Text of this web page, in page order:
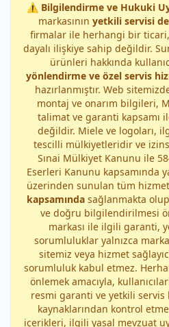
⚠️ Bilgilendirme ve Hukuki
markasının yetkili servisi
firmalar ile herhangi bir
dayalı ilişkiye sahip değildir.
ürünleri hakkında
yönlendirme ve özel servis
hazırlanmıştır. Web
montaj ve onarım bilgileri,
talimat ve garanti kapsamı
değildir. Miele ve logoları,
tescilli mülkiyetleridir ve
Sınai Mülkiyet Kanunu ile
Eserleri Kanunu kapsamında
üzerinden sunulan tüm
kapsamındasağlanmakta
ve doğru bilgilendirilmesi
markası ile ilgili garanti,
sorumluluklar yalnızca
sitemiz veya hizmet
sorumluluk kabul etmez.
önlemek amacıyla,
resmi garanti ve yetkili servis
kaynaklarından kontrol
içerikleri, ilgili yasal mevzuat